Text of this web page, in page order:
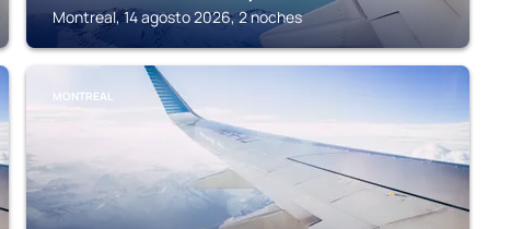
Montreal, 14 agosto 2026, 2 noches
MONTREAL